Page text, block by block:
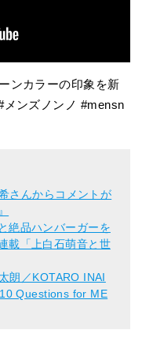
ンカラーの印象を新
メンズノンノ #mensn
さんからコメントが
絶品ハンバーガーを
載「上白石萌音と世
朗／KOTARO INAI
10 Questions for ME